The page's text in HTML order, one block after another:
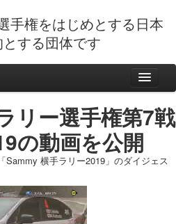
手権をはじめとする日本
する団体です
リー選手権第7戦
の動画を公開
Sammy 横手ラリー2019」のダイジェス